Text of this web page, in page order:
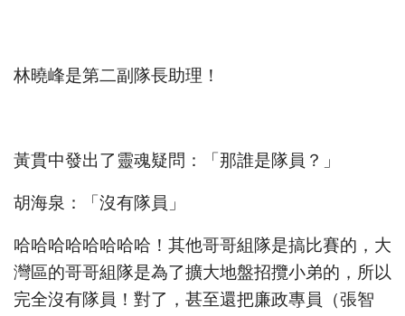
林曉峰是第二副隊長助理！
黃貫中發出了靈魂疑問：「那誰是隊員？」
胡海泉：「沒有隊員」
哈哈哈哈哈哈哈哈！其他哥哥組隊是搞比賽的，大
灣區的哥哥組隊是為了擴大地盤招攬小弟的，所以
完全沒有隊員！對了，甚至還把廉政專員（張智